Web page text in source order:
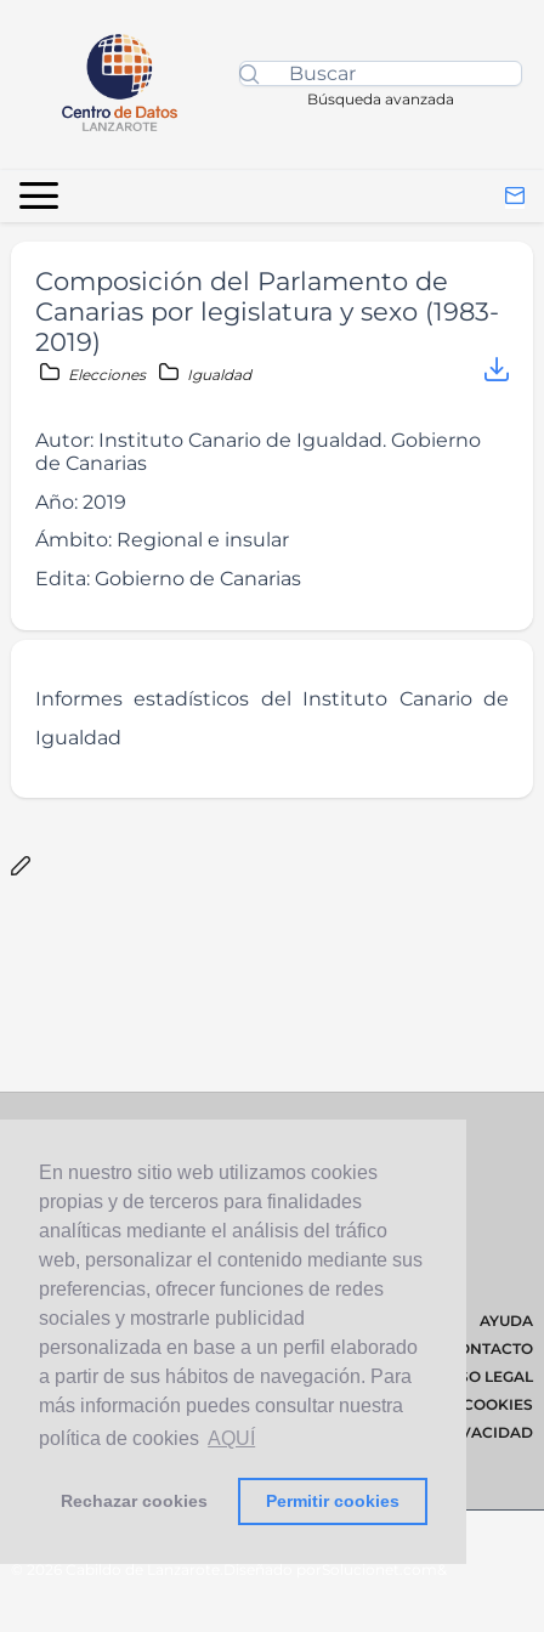
En nuestro sitio web utilizamos cookies
propias y de terceros para finalidades
analíticas mediante el análisis del tráfico
web, personalizar el contenido mediante sus
preferencias, ofrecer funciones de redes
sociales y mostrarle publicidad
personalizada en base a un perfil elaborado
a partir de sus hábitos de navegación. Para
más información puedes consultar nuestra
política de cookies AQUÍ
Rechazar cookies Permitir cookies
Búsqueda avanzada
Composición del Parlamento de
Canarias por legislatura y sexo (1983-
2019)
Elecciones Igualdad
Autor: Instituto Canario de Igualdad. Gobierno
de Canarias
Año: 2019
Ámbito: Regional e insular
Edita: Gobierno de Canarias
Informes estadísticos del Instituto Canario de
Igualdad
AYUDA
CONTACTO
AVISO LEGAL
POLÍTICA DE COOKIES
POLÍTICA DE PRIVACIDAD
© 2026 Cabildo de Lanzarote.Diseñado porSolucionet.com&